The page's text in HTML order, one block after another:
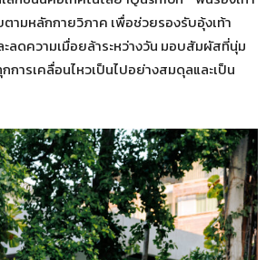
ามหลักกายวิภาค เพื่อช่วยรองรับอุ้งเท้า
ลดความเมื่อยล้าระหว่างวัน มอบสัมผัสที่นุ่ม
ารเคลื่อนไหวเป็นไปอย่างสมดุลและเป็น